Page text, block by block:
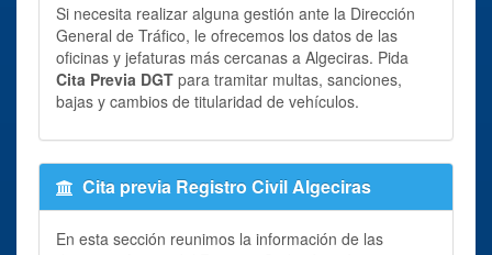
Si necesita realizar alguna gestión ante la Dirección
General de Tráfico, le ofrecemos los datos de las
oficinas y jefaturas más cercanas a Algeciras. Pida
Cita Previa DGT para tramitar multas, sanciones,
bajas y cambios de titularidad de vehículos.
Cita previa Registro Civil Algeciras
En esta sección reunimos la información de las